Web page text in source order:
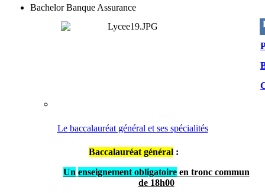
Bachelor Banque Assurance
Le baccalauréat général et ses spécialités
Baccalauréat général :
Un enseignement obligatoireen tronc commun
de 18h00